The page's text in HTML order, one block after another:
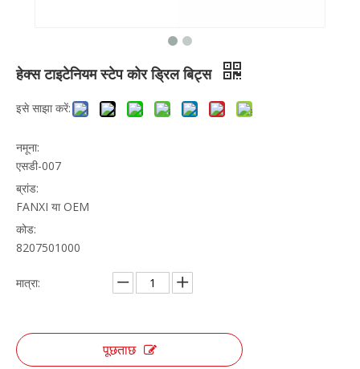
हेक्स टाइटेनियम स्टेप कोर ड्रिल बिट्स
इसे साझा करें:
नमूना:
एसडी-007
ब्रांड:
FANXI या OEM
कोड:
8207501000
मात्रा:
पूछताछ